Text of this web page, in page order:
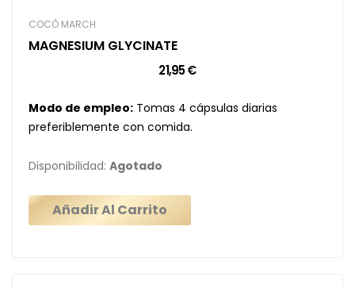
COCÓ MARCH
MAGNESIUM GLYCINATE
21,95 €
Modo de empleo: Tomas 4 cápsulas diarias
preferiblemente con comida.
Disponibilidad: Agotado
Añadir Al Carrito